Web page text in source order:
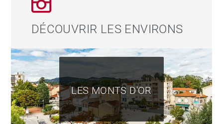
DÉCOUVRIR LES ENVIRONS
LES MONTS D'OR